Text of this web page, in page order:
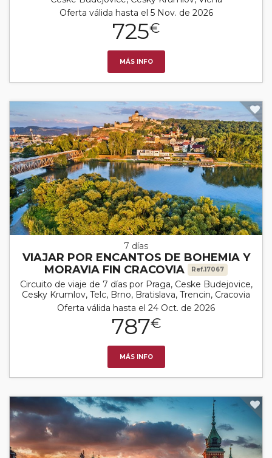
Oferta válida hasta el 5 Nov. de 2026
725€
MÁS INFO
7 días
VIAJAR POR ENCANTOS DE BOHEMIA Y
MORAVIA FIN CRACOVIA
Ref.17067
Circuito de viaje de 7 días por Praga, Ceske Budejovice,
Cesky Krumlov, Telc, Brno, Bratislava, Trencin, Cracovia
Oferta válida hasta el 24 Oct. de 2026
787€
MÁS INFO